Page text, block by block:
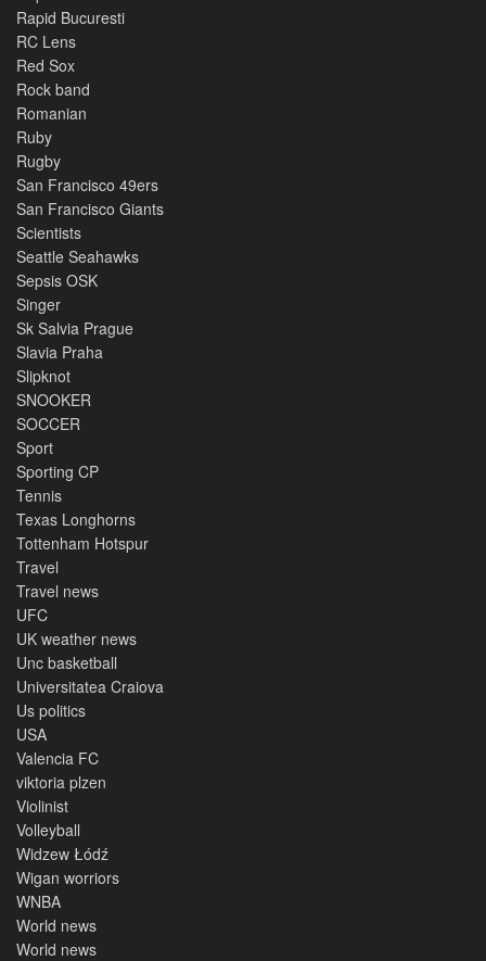
Rapid Bucuresti
RC Lens
Red Sox
Rock band
Romanian
Ruby
Rugby
San Francisco 49ers
San Francisco Giants
Scientists
Seattle Seahawks
Sepsis OSK
Singer
Sk Salvia Prague
Slavia Praha
Slipknot
SNOOKER
SOCCER
Sport
Sporting CP
Tennis
Texas Longhorns
Tottenham Hotspur
Travel
Travel news
UFC
UK weather news
Unc basketball
Universitatea Craiova
Us politics
USA
Valencia FC
viktoria plzen
Violinist
Volleyball
Widzew Łódź
Wigan worriors
WNBA
World news
World news